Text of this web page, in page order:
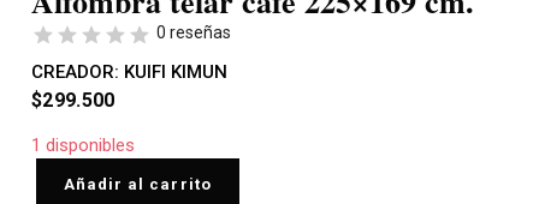
0 reseñas
CREADOR: KUIFI KIMUN
$299.500
1 disponibles
Añadir al carrito